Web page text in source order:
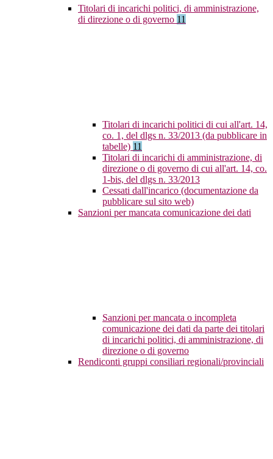
Titolari di incarichi politici, di amministrazione,
di direzione o di governo 11
Titolari di incarichi politici di cui all'art. 14,
co. 1, del dlgs n. 33/2013 (da pubblicare in
tabelle) 11
Titolari di incarichi di amministrazione, di
direzione o di governo di cui all'art. 14, co.
1-bis, del dlgs n. 33/2013
Cessati dall'incarico (documentazione da
pubblicare sul sito web)
Sanzioni per mancata comunicazione dei dati
Sanzioni per mancata o incompleta
comunicazione dei dati da parte dei titolari
di incarichi politici, di amministrazione, di
direzione o di governo
Rendiconti gruppi consiliari regionali/provinciali